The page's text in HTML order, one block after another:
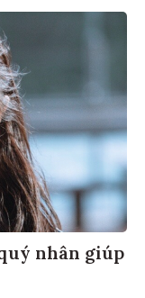
nhân giúp